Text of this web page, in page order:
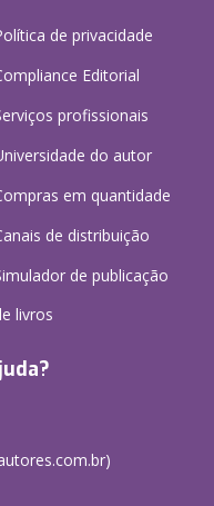
de privacidade
Editorial
profissionais
do autor
em quantidade
de distribuição
de publicação
livros